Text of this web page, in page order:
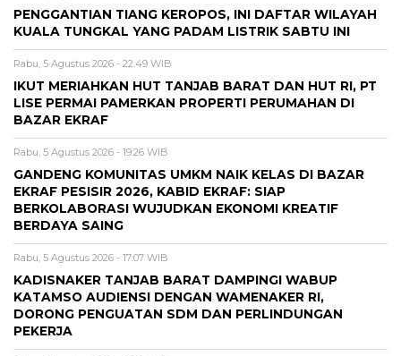
PENGGANTIAN TIANG KEROPOS, INI DAFTAR WILAYAH
KUALA TUNGKAL YANG PADAM LISTRIK SABTU INI
Rabu, 5 Agustus 2026 - 22:49 WIB
IKUT MERIAHKAN HUT TANJAB BARAT DAN HUT RI, PT
LISE PERMAI PAMERKAN PROPERTI PERUMAHAN DI
BAZAR EKRAF
Rabu, 5 Agustus 2026 - 19:26 WIB
GANDENG KOMUNITAS UMKM NAIK KELAS DI BAZAR
EKRAF PESISIR 2026, KABID EKRAF: SIAP
BERKOLABORASI WUJUDKAN EKONOMI KREATIF
BERDAYA SAING
Rabu, 5 Agustus 2026 - 17:07 WIB
KADISNAKER TANJAB BARAT DAMPINGI WABUP
KATAMSO AUDIENSI DENGAN WAMENAKER RI,
DORONG PENGUATAN SDM DAN PERLINDUNGAN
PEKERJA